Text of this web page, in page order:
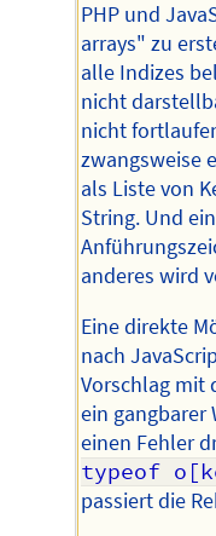
PHP und
arrays" zu
alle Indizes
nicht
nicht
zwangsweise
als Liste von
String. Und
anderes wird
Eine direkte
nach
Vorschlag mit
ein gangbarer
einen Fehler
typeof
passiert die